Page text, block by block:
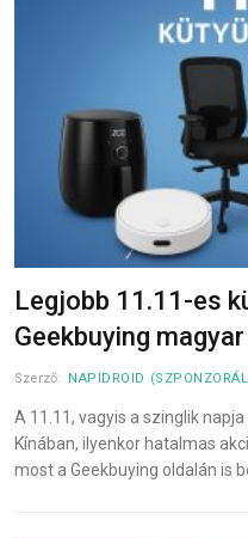
Legjobb 11.11-es
Geekbuying
Szerző: NAPIDROID
A 11.11, vagyis a szinglik
Kínában, ilyenkor hatalmas
most a Geekbuying oldalán is